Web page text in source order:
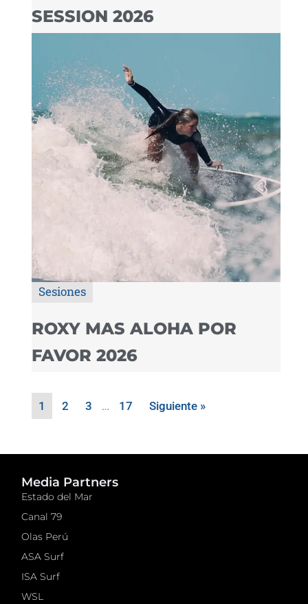
SESSION 2026
Sesiones
ROXY MAS ALOHA POR
FAVOR 2026
1 2 3 … 17 Siguiente »
Media Partners
Estado del Mar
Canal 79
Olas Perú
ASA Surf
ISA Surf
WSL